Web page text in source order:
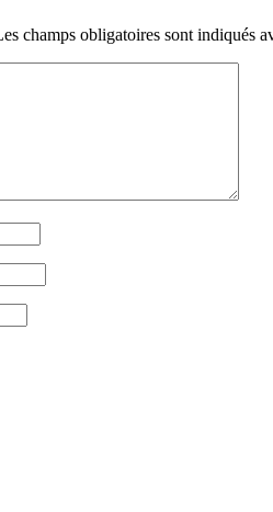
champs obligatoires sont indiqués